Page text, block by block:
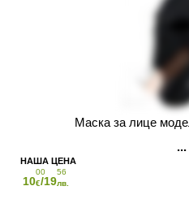
Маска за лице
10
00
€/19
56
лв.